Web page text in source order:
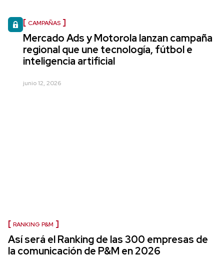
CAMPAÑAS
Mercado Ads y Motorola lanzan campaña
regional que une tecnología, fútbol e
inteligencia artificial
junio 12, 2026
RANKING P&M
Así será el Ranking de las 300 empresas de
la comunicación de P&M en 2026